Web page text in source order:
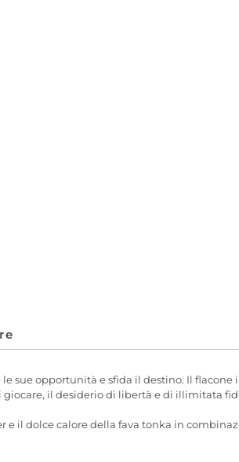
sue opportunità e sfida il destino. Il
il desiderio di libertà e di illimitata
il dolce calore della fava tonka in